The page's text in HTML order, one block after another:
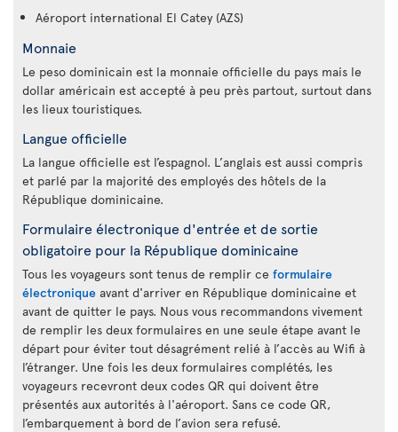
Aéroport international El Catey (AZS)
Monnaie
Le peso dominicain est la monnaie officielle du pays mais le
dollar américain est accepté à peu près partout, surtout dans
les lieux touristiques.
Langue officielle
La langue officielle est l’espagnol. L’anglais est aussi compris
et parlé par la majorité des employés des hôtels de la
République dominicaine.
Formulaire électronique d'entrée et de sortie
obligatoire pour la République dominicaine
Tous les voyageurs sont tenus de remplir ce formulaire
électronique avant d'arriver en République dominicaine et
avant de quitter le pays. Nous vous recommandons vivement
de remplir les deux formulaires en une seule étape avant le
départ pour éviter tout désagrément relié à l’accès au Wifi à
l’étranger. Une fois les deux formulaires complétés, les
voyageurs recevront deux codes QR qui doivent être
présentés aux autorités à l'aéroport. Sans ce code QR,
l’embarquement à bord de l’avion sera refusé.